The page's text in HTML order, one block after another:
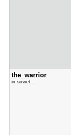
the_warrio​r
in soviet ...